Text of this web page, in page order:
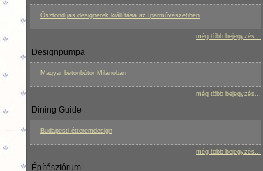
Ösztöndíjas designerek kiállítása az Iparművészetiben
még több bejegyzés...
Designpumpa
Magyar betonbútor Milánóban
még több bejegyzés...
Dining Guide
Budapesti étteremdesign
még több bejegyzés...
Építészfórum